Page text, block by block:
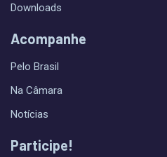
Downloads
Acompanhe
Pelo Brasil
Na Câmara
Notícias
Participe!